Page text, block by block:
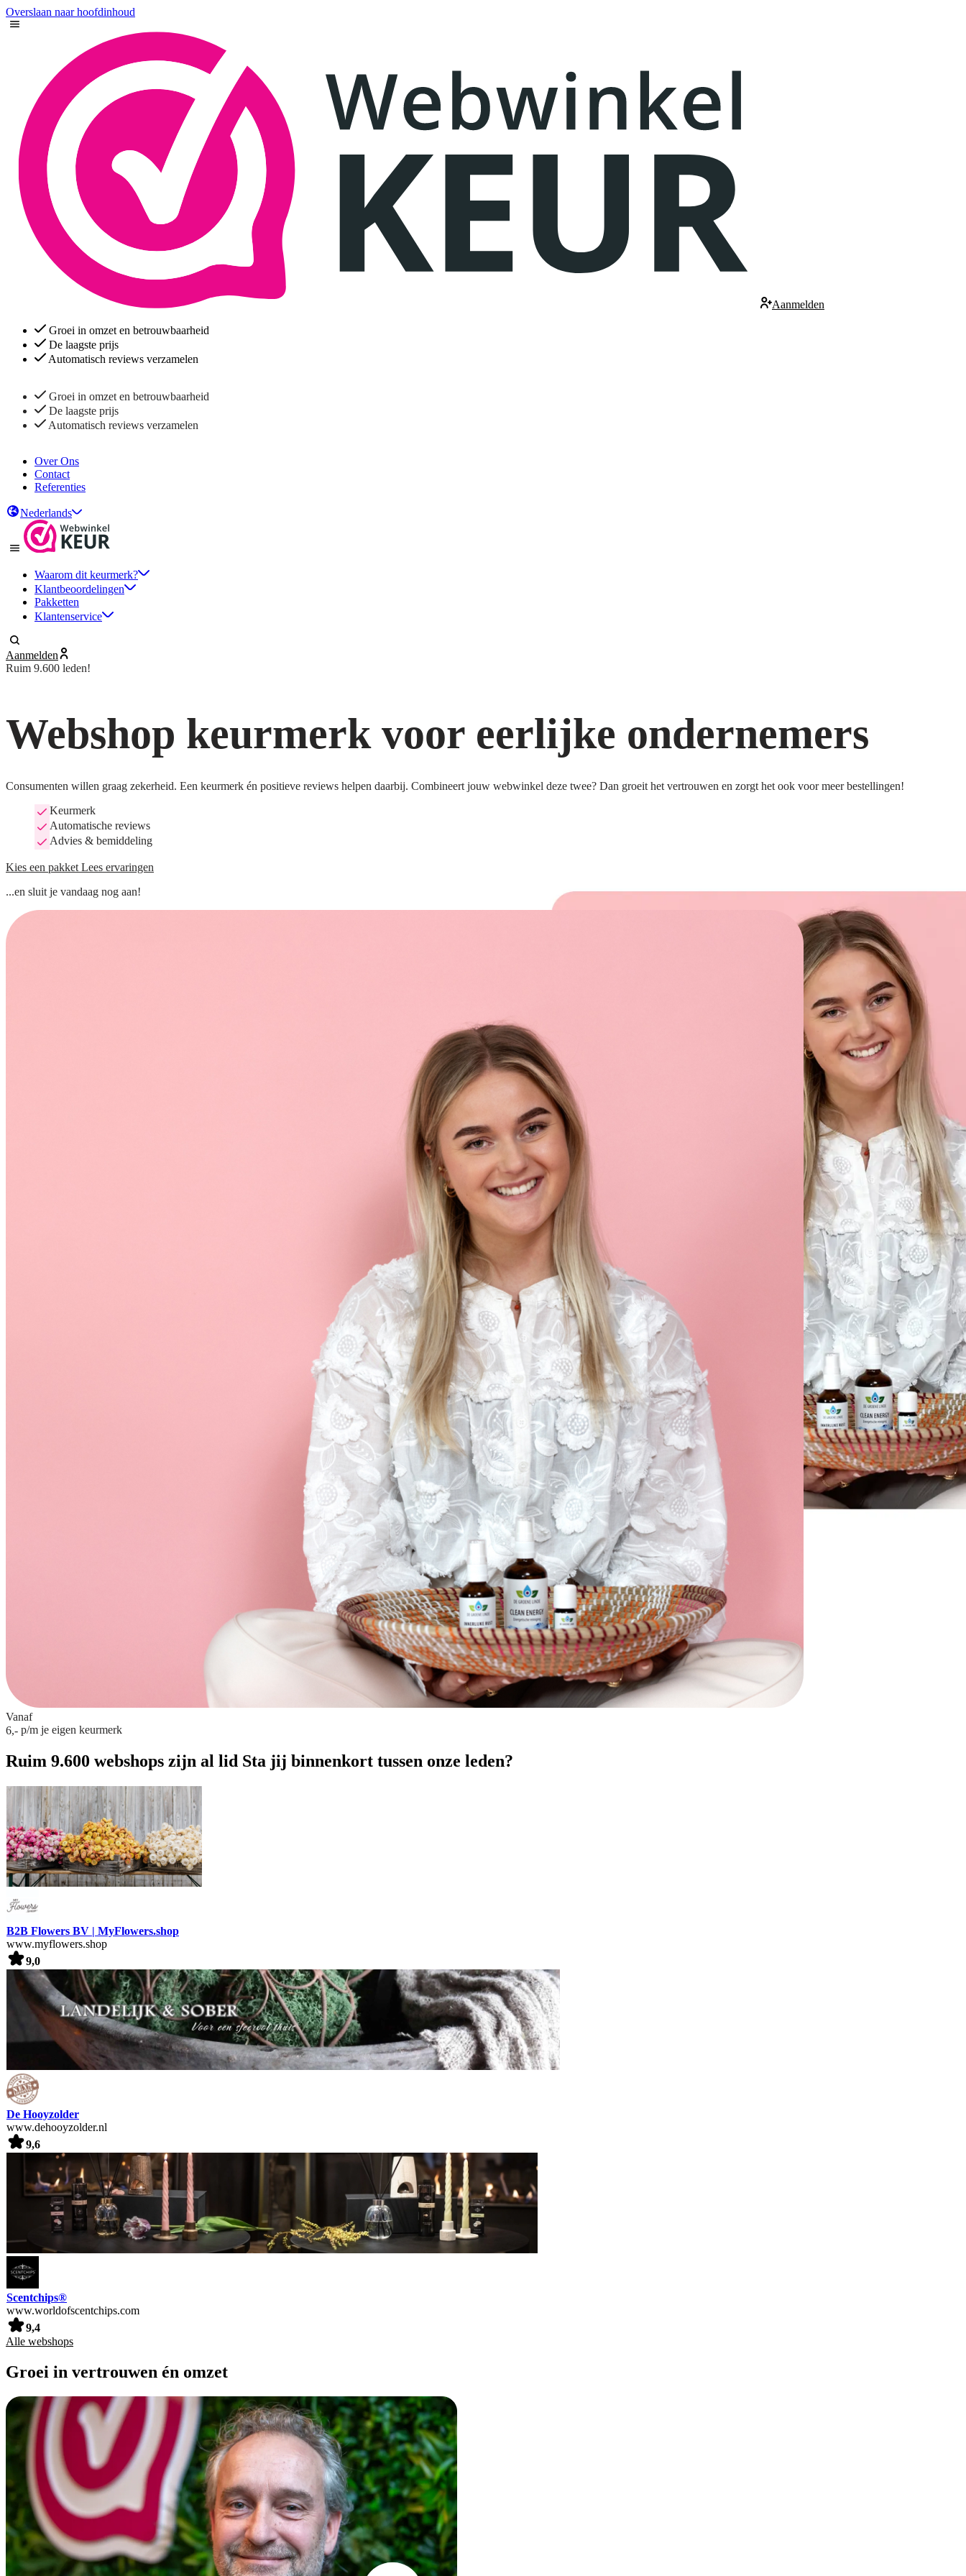
Overslaan naar hoofdinhoud
Aanmelden
Groei in omzet en betrouwbaarheid
De laagste prijs
Automatisch reviews verzamelen
Groei in omzet en betrouwbaarheid
De laagste prijs
Automatisch reviews verzamelen
Over Ons
Contact
Referenties
Nederlands
Waarom dit keurmerk?
Klantbeoordelingen
Pakketten
Klantenservice
Aanmelden
Ruim 9.600 leden!
Webshop keurmerk voor eerlijke ondernemers
Consumenten willen graag zekerheid. Een keurmerk én positieve reviews helpen daarbij. Combineert jouw webwinkel deze twee? Dan groeit het vertrouwen en zorgt het ook voor meer bestellingen!
Keurmerk
Automatische reviews
Advies & bemiddeling
Kies een pakket Lees ervaringen
...en sluit je vandaag nog aan!
Vanaf
6,- p/m je eigen keurmerk
Ruim 9.600 webshops zijn al lid Sta jij binnenkort tussen onze leden?
B2B Flowers BV | MyFlowers.shop
www.myflowers.shop
9,0
De Hooyzolder
www.dehooyzolder.nl
9,6
Scentchips®
www.worldofscentchips.com
9,4
Alle webshops
Groei in vertrouwen én omzet